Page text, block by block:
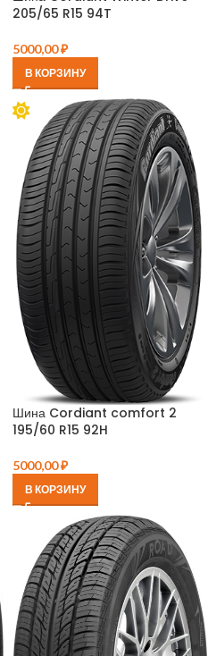
205/65 R15 94T
5000,00₽
В КОРЗИНУ
Шина Cordiant comfort 2
195/60 R15 92H
5000,00₽
В КОРЗИНУ